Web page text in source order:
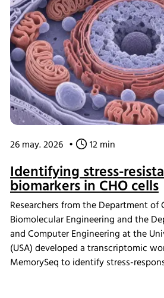
reallocating cellular resources
highlighting the potential of
metabolic engineering and strain
26 may. 2026 • 12 min
Identifying stress-
biomarkers in CHO cells
Researchers from the Department of
Biomolecular Engineering and the
and Computer Engineering at the
(USA) developed a transcriptomic
MemorySeq to identify stress-